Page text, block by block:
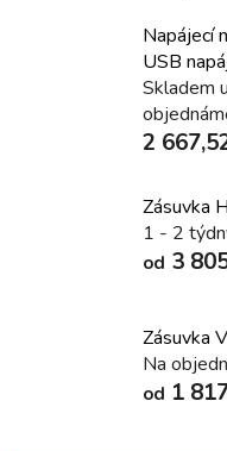
Napájecí
USB
Skladem
2
Zásuvka
1 - 2
od 3
Zásuvka
Na
od 1